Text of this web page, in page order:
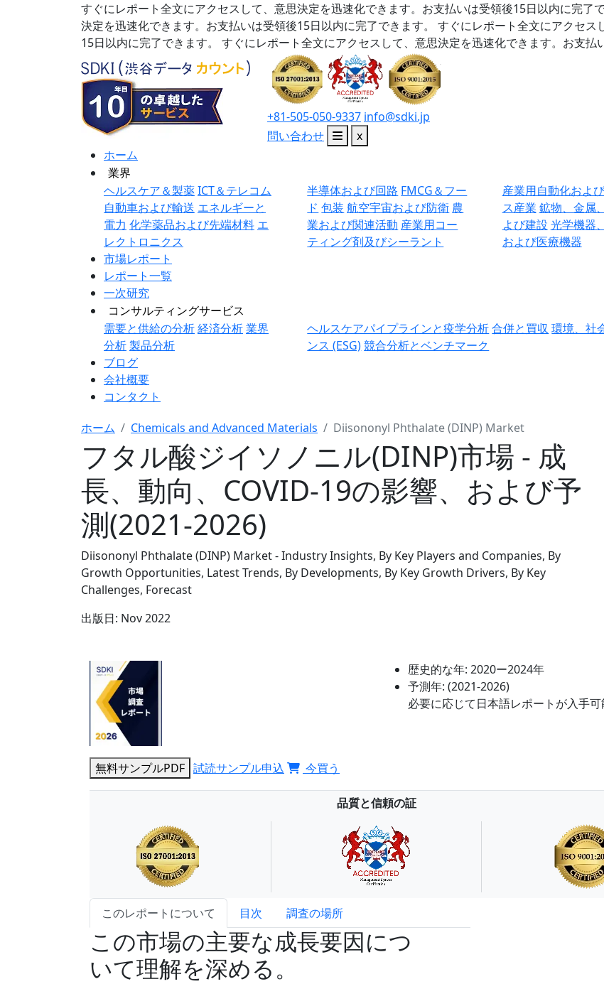
すぐにレポート全文にアクセスして、意思決定を迅速化できます。お支払いは受領後15日以内に完了で
決定を迅速化できます。お支払いは受領後15日以内に完了できます。
すぐにレポート全文にアクセス
15日以内に完了できます。
すぐにレポート全文にアクセスして、意思決定を迅速化できます。お支払
+81-505-050-9337 info@sdki.jp
問い合わせ
x
ホーム
業界
ヘルスケア＆製薬ICT＆テレコム
自動車および輸送 エネルギーと
電力 化学薬品および先端材料 エ
レクトロニクス
半導体および回路 FMCG＆フー
ド 包装 航空宇宙および防衛 農
業および関連活動 産業用コー
ティング剤及びシーラント
産業用自動化およ
ス産業 鉱物、金属
よび建設 光学機器
および医療機器
市場レポート
レポート一覧
一次研究
コンサルティングサービス
需要と供給の分析経済分析業界
分析製品分析
ヘルスケアパイプラインと疫学分析合併と買収 環境、社
ンス (ESG)競合分析とベンチマーク
ブログ
会社概要
コンタクト
ホーム Chemicals and Advanced Materials Diisononyl Phthalate (DINP) Market
フタル酸ジイソノニル(DINP)市場 - 成
長、動向、COVID-19の影響、および予
測(2021-2026)
Diisononyl Phthalate (DINP) Market - Industry Insights, By Key Players and Companies, By
Growth Opportunities, Latest Trends, By Developments, By Key Growth Drivers, By Key
Challenges, Forecast
出版日: Nov 2022
歴史的な年: 2020ー2024年
予測年: (2021-2026)
必要に応じて日本語レポートが入手可
無料サンプルPDF 試読サンプル申込 今買う
品質と信頼の証
このレポートについて 目次 調査の場所
この市場の主要な成長要因につ
いて理解を深める。